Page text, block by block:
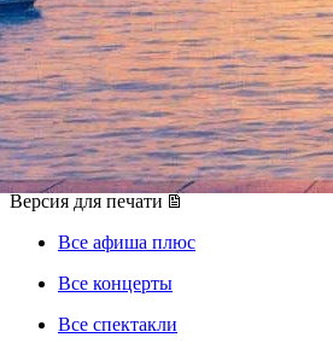
Фестиваль
объединит
07 декабря 2015, понедельник-10
Версия для печати
Все афиша плюс
Все концерты
Все спектакли